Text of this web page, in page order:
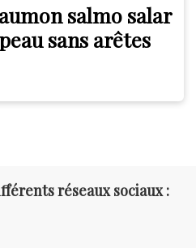
salmo salar
sans arêtes
réseaux sociaux :